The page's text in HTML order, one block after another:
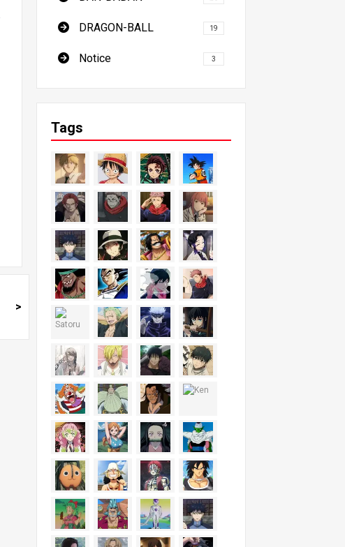
DRAGON-BALL 19
Notice 3
Tags